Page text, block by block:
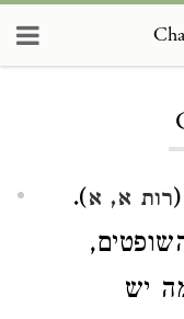
רות א, א).
יש